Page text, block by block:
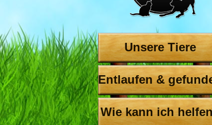
Unsere Tiere
Entlaufen &
Wie kann ich